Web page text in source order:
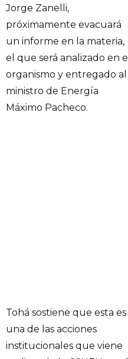
Jorge Zanelli,
próximamente evacuará
un informe en la materia,
el que será analizado en el
organismo y entregado al
ministro de Energía
Máximo Pacheco.
Tohá sostiene que esta es
una de las acciones
institucionales que viene